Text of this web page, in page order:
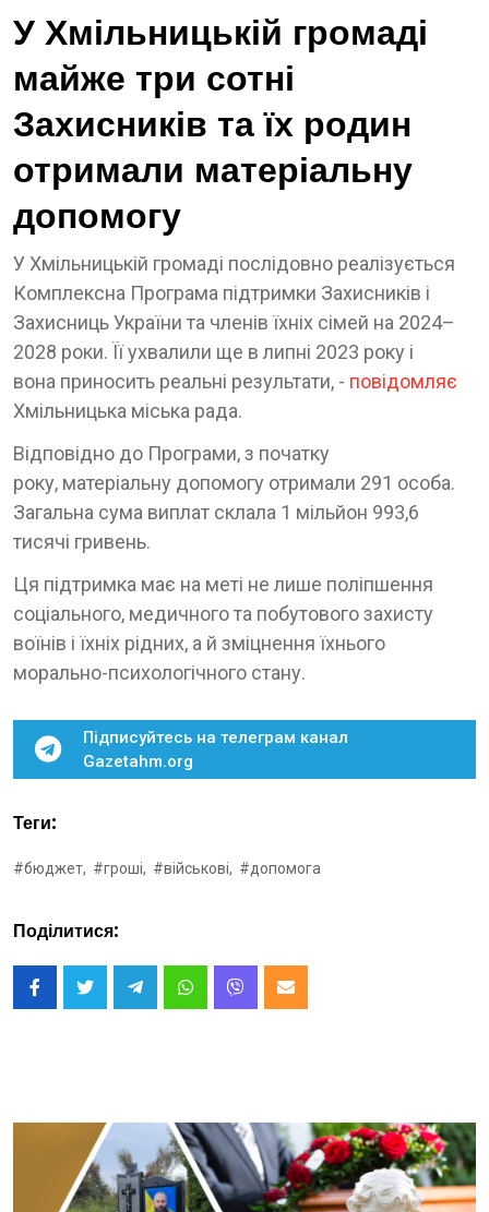
У Хмільницькій громаді
майже три сотні
Захисників та їх родин
отримали матеріальну
допомогу
У Хмільницькій громаді послідовно реалізується
Комплексна Програма підтримки Захисників і
Захисниць України та членів їхніх сімей на 2024–
2028 роки. Її ухвалили ще в липні 2023 року і
вона приносить реальні результати, - повідомляє
Хмільницька міська рада.
Відповідно до Програми, з початку
року, матеріальну допомогу отримали 291 особа.
Загальна сума виплат склала 1 мільйон 993,6
тисячі гривень.
Ця підтримка має на меті не лише поліпшення
соціального, медичного та побутового захисту
воїнів і їхніх рідних, а й зміцнення їхнього
морально-психологічного стану.
Підписуйтесь на телеграм канал
Gazetahm.org
Теги:
#бюджет, #гроші, #військові, #допомога
Поділитися: